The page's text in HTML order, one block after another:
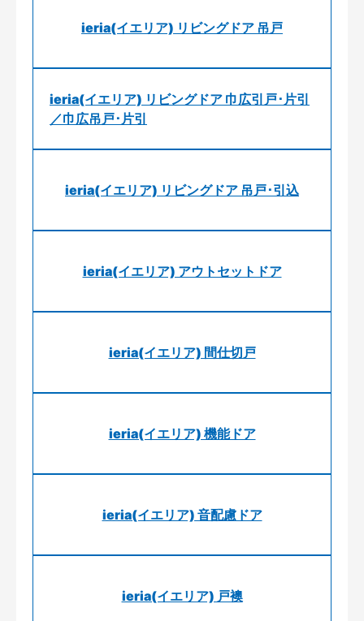
ieria(イエリア) リビングドア 吊戸
ieria(イエリア) リビングドア 巾広引戸･片引
／巾広吊戸･片引
ieria(イエリア) リビングドア 吊戸･引込
ieria(イエリア) アウトセットドア
ieria(イエリア) 間仕切戸
ieria(イエリア) 機能ドア
ieria(イエリア) 音配慮ドア
ieria(イエリア) 戸襖